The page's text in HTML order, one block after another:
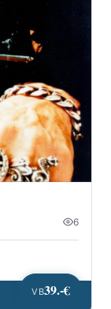
VB39.-€
6